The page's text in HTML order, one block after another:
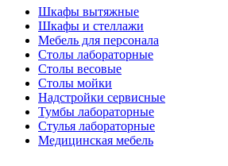
Шкафы вытяжные
Шкафы и стеллажи
Мебель для персонала
Столы лабораторные
Столы весовые
Столы мойки
Надстройки сервисные
Тумбы лабораторные
Стулья лабораторные
Медицинская мебель